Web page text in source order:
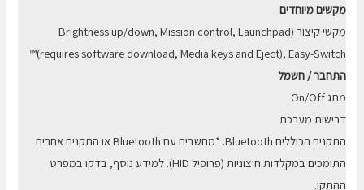
מקשים מיוחדים
מקשי קיצור (Brightness up/down, Mission control, Launchpad
(requires software download, Media keys and Eject), Easy-Switch™
התחבר / חשמל
מתג On/Off
דרישות מערכת
התקנים הכוללים Bluetooth. *מחשבים עם Bluetooth או התקנים אחרים
התומכים במקלדות חיצוניות (פרופיל HID). למידע נוסף, בדקו במפרט
ההתקן.